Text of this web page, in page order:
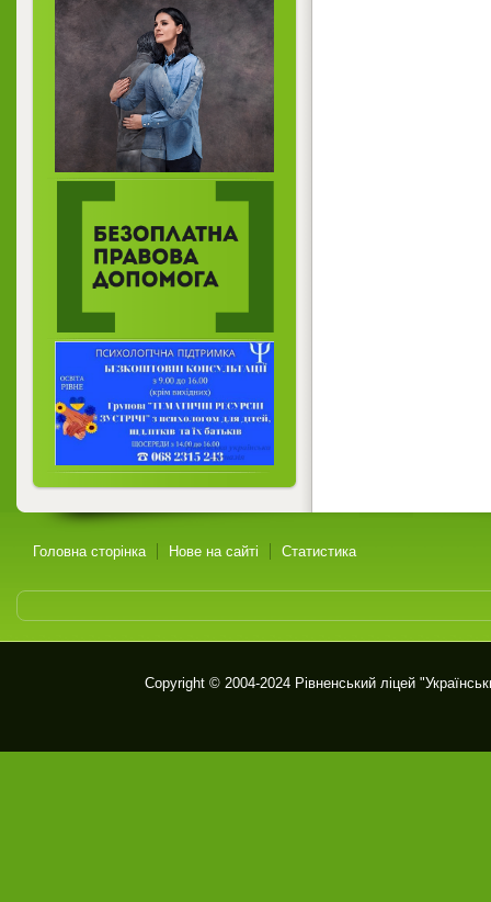
Головна сторінка Нове на сайті Статистика
Copyright © 2004-2024 Рівненський ліцей